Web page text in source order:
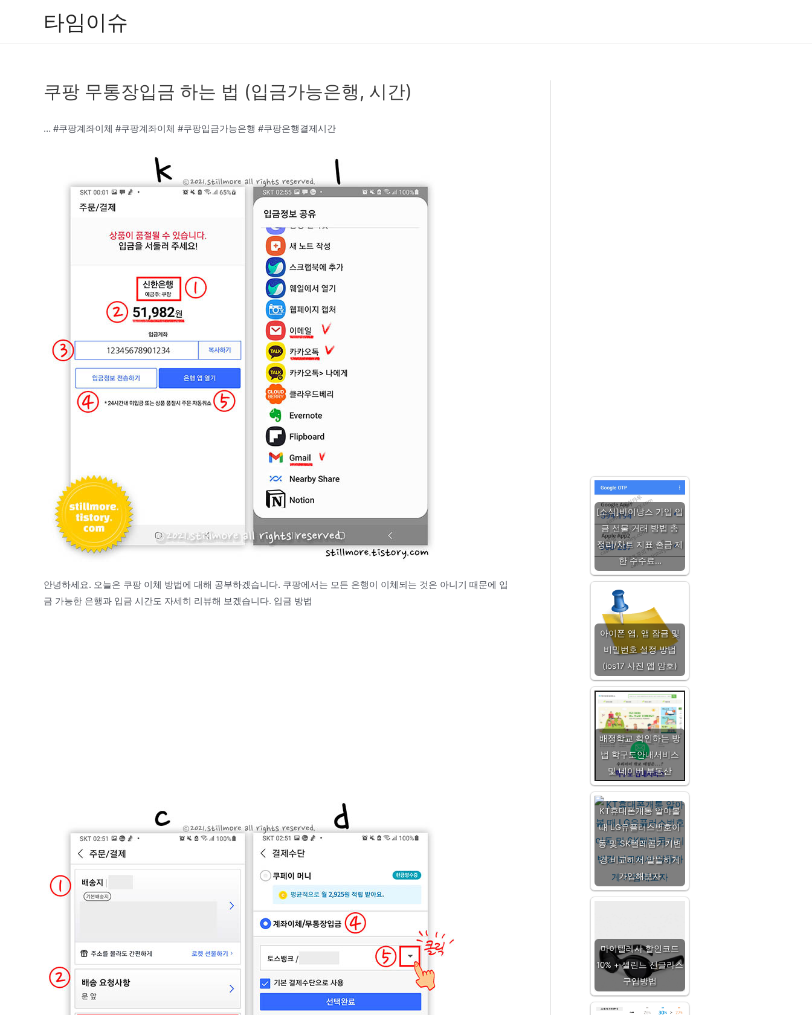
타임이슈
쿠팡 무통장입금 하는 법 (입금가능은행, 시간)
… #쿠팡계좌이체 #쿠팡계좌이체 #쿠팡입금가능은행 #쿠팡은행결제시간
안녕하세요. 오늘은 쿠팡 이체 방법에 대해 공부하겠습니다. 쿠팡에서는 모든 은행이 이체되는 것은 아니기 때문에 입
금 가능한 은행과 입금 시간도 자세히 리뷰해 보겠습니다. 입금 방법
[소식]바이낭스 가입 입
금 선물 거래 방법 총
정리/차트 지표 출금 제
한 수수료…
아이폰 앱, 앱 잠금 및
비밀번호 설정 방법
(ios17 사진 앱 암호)
배정학교 확인하는 방
법 학구도안내서비스
및 네이버 부동산
KT휴대폰개통 알아볼
때 LG유플러스번호이
동 및 SK텔레콤기기변
경 비교해서 알뜰하게
가입해보자
마이텔레사 할인코드
10% + 셀린느 선글라스
구입방법